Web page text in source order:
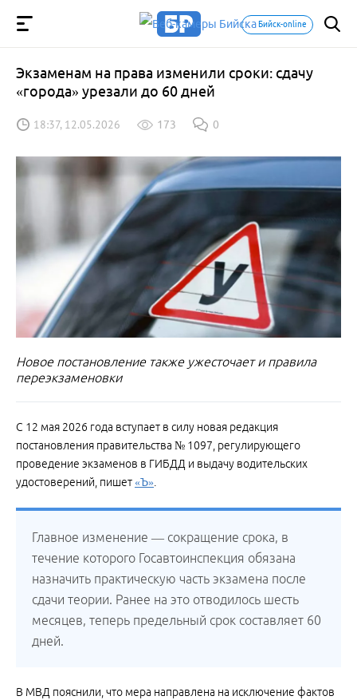
Бийск-online
Экзаменам на права изменили сроки: сдачу
«города» урезали до 60 дней
18:37, 12.05.2026 173 0
Новое постановление также ужесточает и правила
переэкзаменовки
С 12 мая 2026 года вступает в силу новая редакция
постановления правительства № 1097, регулирующего
проведение экзаменов в ГИБДД и выдачу водительских
удостоверений, пишет«Ъ».
Главное изменение — сокращение срока, в
течение которого Госавтоинспекция обязана
назначить практическую часть экзамена после
сдачи теории. Ранее на это отводилось шесть
месяцев, теперь предельный срок составляет 60
дней.
В МВД пояснили, что мера направлена на исключение фактов